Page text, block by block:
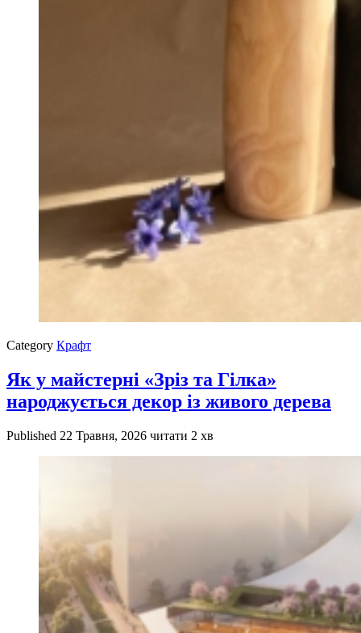
Category Крафт
Як у майстерні «Зріз та Гілка»
народжується декор із живого дерева
Published 22 Травня, 2026 читати 2 хв